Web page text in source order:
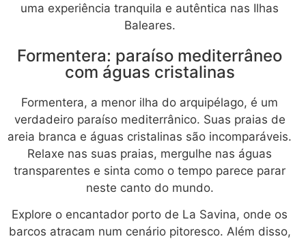
uma experiência tranquila e autêntica nas Ilhas
Baleares.
Formentera: paraíso mediterrâneo
com águas cristalinas
Formentera, a menor ilha do arquipélago, é um
verdadeiro paraíso mediterrânico. Suas praias de
areia branca e águas cristalinas são incomparáveis.
Relaxe nas suas praias, mergulhe nas águas
transparentes e sinta como o tempo parece parar
neste canto do mundo.
Explore o encantador porto de La Savina, onde os
barcos atracam num cenário pitoresco. Além disso,